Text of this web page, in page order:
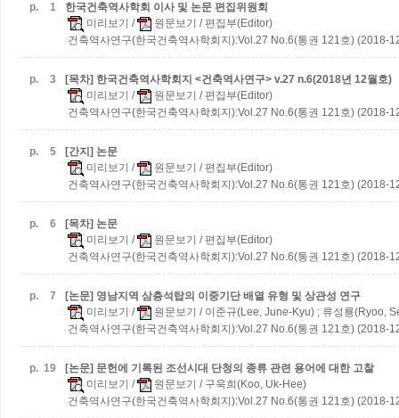
p. 1
한국건축역사학회 이사 및 논문 편집위원회
미리보기 / 원문보기 / 편집부(Editor)
건축역사연구(한국건축역사학회지):Vol.27 No.6(통권 121호) (2018-
p. 3
[목차] 한국건축역사학회지 <건축역사연구> v.27 n.6(2018년 12월호)
미리보기 / 원문보기 / 편집부(Editor)
건축역사연구(한국건축역사학회지):Vol.27 No.6(통권 121호) (2018-
p. 5
[간지] 논문
미리보기 / 원문보기 / 편집부(Editor)
건축역사연구(한국건축역사학회지):Vol.27 No.6(통권 121호) (2018-
p. 6
[목차] 논문
미리보기 / 원문보기 / 편집부(Editor)
건축역사연구(한국건축역사학회지):Vol.27 No.6(통권 121호) (2018-
p. 7
[논문] 영남지역 삼층석탑의 이중기단 배열 유형 및 상관성 연구
미리보기 / 원문보기 / 이준규(Lee, June-Kyu) ; 류성룡(Ryoo,
건축역사연구(한국건축역사학회지):Vol.27 No.6(통권 121호) (2018-
p. 19
[논문] 문헌에 기록된 조선시대 단청의 종류 관련 용어에 대한 고찰
미리보기 / 원문보기 / 구욱희(Koo, Uk-Hee)
건축역사연구(한국건축역사학회지):Vol.27 No.6(통권 121호) (2018-